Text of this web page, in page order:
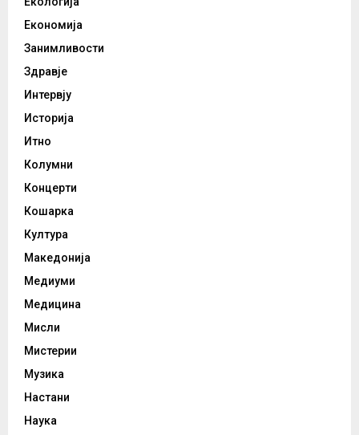
Економија
Занимливости
Здравје
Интервју
Историја
Итно
Колумни
Концерти
Кошарка
Култура
Македонија
Медиуми
Медицина
Мисли
Мистерии
Музика
Настани
Наука